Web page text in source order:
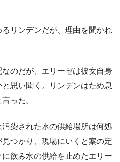
リンデンだが、理由を聞かれ
のだが、エリーゼは彼女自身
思い聞く。リンデンはため息
った。
染された水の供給場所は何処
つかり、現場にいくと案の定
飲み水の供給を止めたエリー